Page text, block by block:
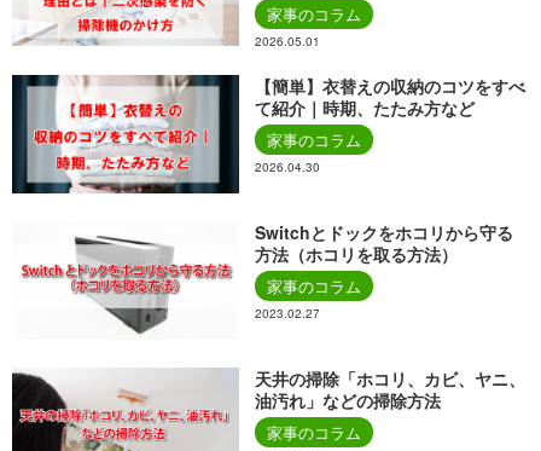
家事のコラム
2026.05.01
【簡単】衣替えの収納のコツをすべ
て紹介｜時期、たたみ方など
家事のコラム
2026.04.30
Switchとドックをホコリから守る
方法（ホコリを取る方法）
家事のコラム
2023.02.27
天井の掃除「ホコリ、カビ、ヤニ、
油汚れ」などの掃除方法
家事のコラム